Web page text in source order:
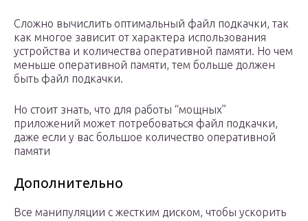
Сложно вычислить оптимальный файл подкачки, так
как многое зависит от характера использования
устройства и количества оперативной памяти. Но чем
меньше оперативной памяти, тем больше должен
быть файл подкачки.
Но стоит знать, что для работы “мощных”
приложений может потребоваться файл подкачки,
даже если у вас большое количество оперативной
памяти
Дополнительно
Все манипуляции с жестким диском, чтобы ускорить